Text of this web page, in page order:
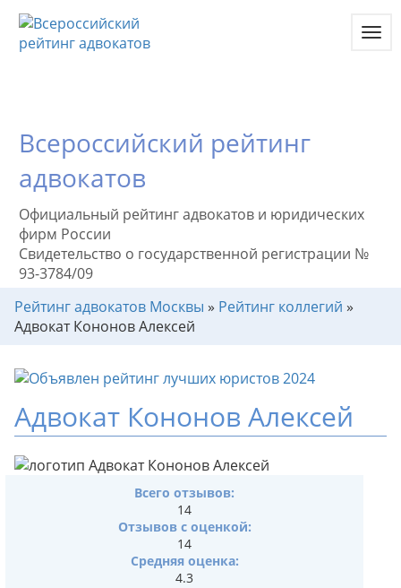
Всероссийский рейтинг
адвокатов
Официальный рейтинг адвокатов и юридических
фирм России
Свидетельство о государственной регистрации №
93-3784/09
Рейтинг адвокатов Москвы » Рейтинг коллегий »
Адвокат Кононов Алексей
Адвокат Кононов Алексей
Всего отзывов:
14
Отзывов с оценкой:
14
Средняя оценка:
4.3